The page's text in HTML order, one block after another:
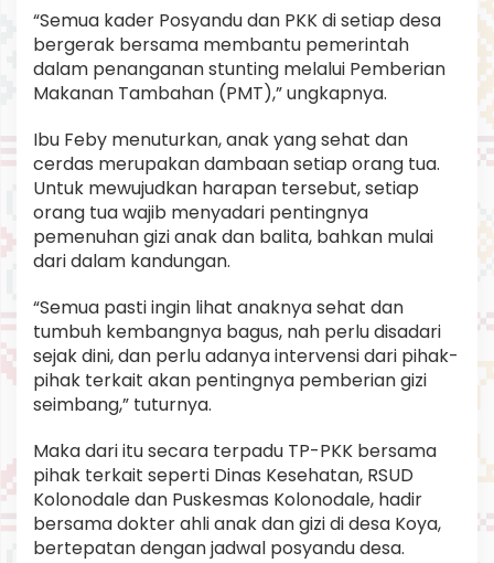
“Semua kader Posyandu dan PKK di setiap desa
bergerak bersama membantu pemerintah
dalam penanganan stunting melalui Pemberian
Makanan Tambahan (PMT),” ungkapnya.
Ibu Feby menuturkan, anak yang sehat dan
cerdas merupakan dambaan setiap orang tua.
Untuk mewujudkan harapan tersebut, setiap
orang tua wajib menyadari pentingnya
pemenuhan gizi anak dan balita, bahkan mulai
dari dalam kandungan.
“Semua pasti ingin lihat anaknya sehat dan
tumbuh kembangnya bagus, nah perlu disadari
sejak dini, dan perlu adanya intervensi dari pihak-
pihak terkait akan pentingnya pemberian gizi
seimbang,” tuturnya.
Maka dari itu secara terpadu TP-PKK bersama
pihak terkait seperti Dinas Kesehatan, RSUD
Kolonodale dan Puskesmas Kolonodale, hadir
bersama dokter ahli anak dan gizi di desa Koya,
bertepatan dengan jadwal posyandu desa.